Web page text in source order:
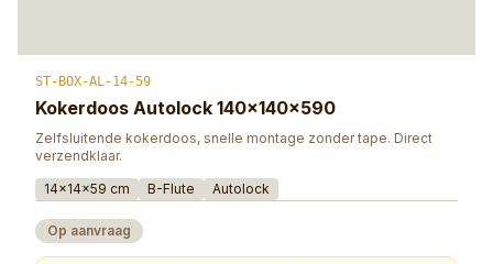
ST-BOX-AL-14-59
Kokerdoos Autolock 140×140×590
Zelfsluitende kokerdoos, snelle montage zonder tape. Direct
verzendklaar.
14×14×59 cm
B-Flute Autolock
Op aanvraag